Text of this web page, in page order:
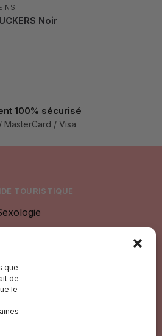
que
de
le
Noir
100% sécurisé
MasterCard / Visa
TOURISTIQUE